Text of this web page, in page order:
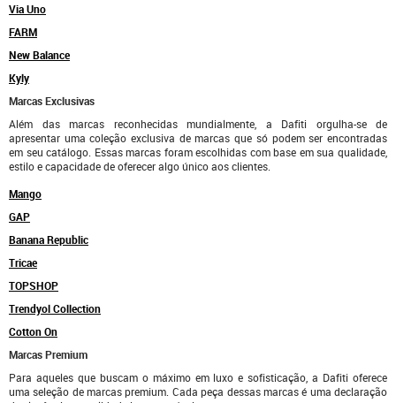
Via Uno
FARM
New Balance
Kyly
Marcas Exclusivas
Além das marcas reconhecidas mundialmente, a Dafiti orgulha-se de
apresentar uma coleção exclusiva de marcas que só podem ser encontradas
em seu catálogo. Essas marcas foram escolhidas com base em sua qualidade,
estilo e capacidade de oferecer algo único aos clientes.
Mango
GAP
Banana Republic
Tricae
TOPSHOP
Trendyol Collection
Cotton On
Marcas Premium
Para aqueles que buscam o máximo em luxo e sofisticação, a Dafiti oferece
uma seleção de marcas premium. Cada peça dessas marcas é uma declaração